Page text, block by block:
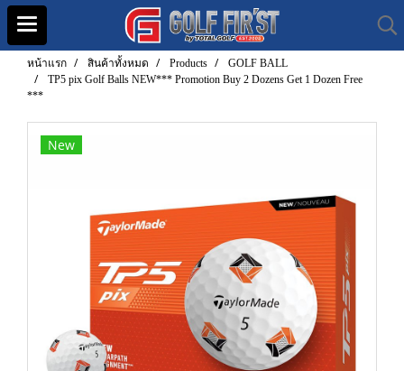
หน้าแรก สินค้าทั้งหมด Products
GOLF BALL
TP5 pix Golf Balls NEW*** Promotion Buy 2 Dozens Get 1 Dozen Free
***
New